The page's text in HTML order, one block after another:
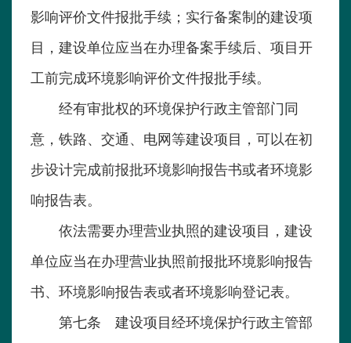
影响评价文件报批手续；实行备案制的建设项
目，建设单位应当在办理备案手续后、项目开
工前完成环境影响评价文件报批手续。
经有审批权的环境保护行政主管部门同
意，铁路、交通、电网等建设项目，可以在初
步设计完成前报批环境影响报告书或者环境影
响报告表。
依法需要办理营业执照的建设项目，建设
单位应当在办理营业执照前报批环境影响报告
书、环境影响报告表或者环境影响登记表。
第七条 建设项目经环境保护行政主管部